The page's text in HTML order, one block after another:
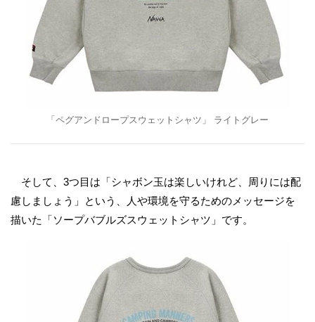
「ペグアンドロープスウェットシャツ」 ライトグレー
そして、3つ目は「シャボン玉は楽しいけれど、周りには配
慮しましょう」という、人や環境を守るためのメッセージを
描いた「ソープバブルズスウェットシャツ」です。